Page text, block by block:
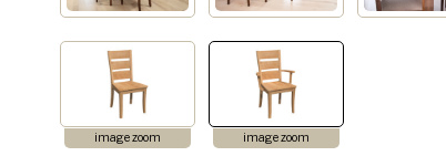
image zoom image zoom